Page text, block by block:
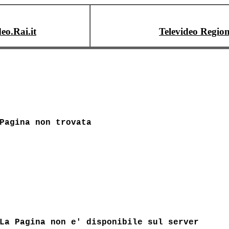
Televideo
Pagina non trovata
La Pagina non e' disponibile sul server